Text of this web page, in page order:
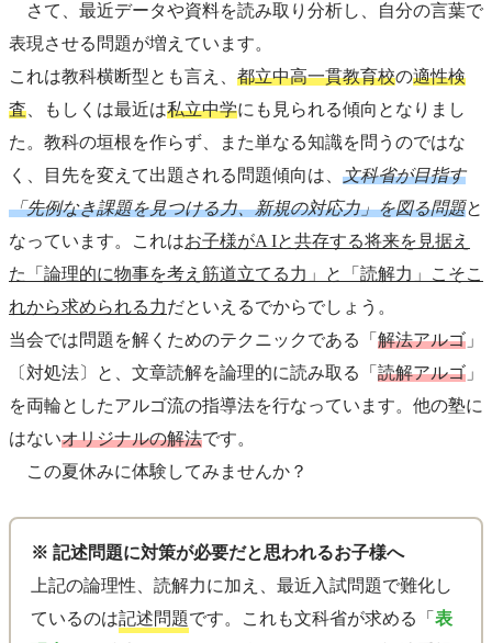
さて、最近データや資料を読み取り分析し、自分の言葉で
表現させる問題が増えています。
これは教科横断型とも言え、 都立中高一貫教育校の適性検
査 、もしくは最近は私立中学にも見られる傾向となりまし
た。教科の垣根を作らず、また単なる知識を問うのではな
く、目先を変えて出題される問題傾向は、 文科省が目指す
「先例なき課題を見つける力、新規の対応力」を図る問題と
なっています。これはお子様がA Iと共存する将来を見据え
た「論理的に物事を考え筋道立てる力」と「読解力」こそこ
れから求められる力だといえるでからでしょう。
当会では問題を解くためのテクニックである「 解法アルゴ 」
〔対処法〕と、文章読解を論理的に読み取る「 読解アルゴ 」
を両輪としたアルゴ流の指導法を行なっています。他の塾に
はないオリジナルの解法です。
この夏休みに体験してみませんか？
※ 記述問題に対策が必要だと思われるお子様へ
上記の論理性、読解力に加え、最近入試問題で難化し
ているのは記述問題です。これも文科省が求める「 表